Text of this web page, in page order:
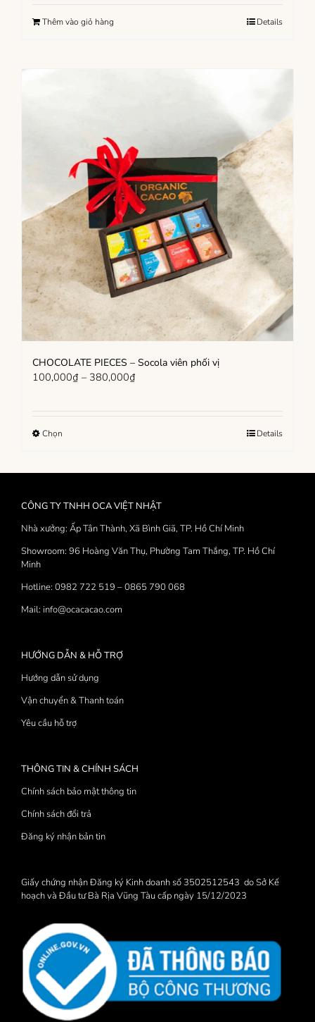
Thêm vào giỏ hàng Details
CHOCOLATE PIECES – Socola viên phối vị
100,000₫ – 380,000₫Khoảng
100,000₫
Chọn
biến
thể.
Các
tùy
có
được
trang
sản
phẩm
Details
CÔNG TY TNHH OCA VIỆT NHẬT
Nhà xưởng: Ấp Tân Thành, Xã Bình Giã, TP. Hồ Chí Minh
Showroom: 96 Hoàng Văn Thụ, Phường Tam Thắng, TP. Hồ Chí
Minh
Hotline: 0982 722 519 – 0865 790 068
Mail: info@ocacacao.com
HƯỚNG DẪN & HỖ TRỢ
Hướng dẫn sử dụng
Vận chuyển & Thanh toán
Yêu cầu hỗ trợ
THÔNG TIN & CHÍNH SÁCH
Chính sách bảo mật thông tin
Chính sách đổi trả
Đăng ký nhận bản tin
Giấy chứng nhận Đăng ký Kinh doanh số 3502512543 do Sở Kế
hoạch và Đầu tư Bà Rịa Vũng Tàu cấp ngày 15/12/2023